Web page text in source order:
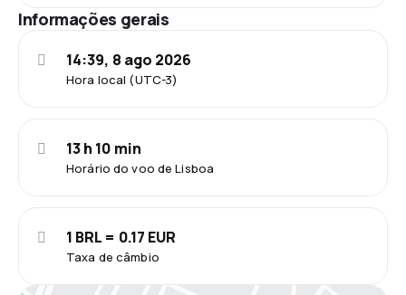
Informações gerais
Hora local (UTC-3)
14:39, 8 ago 2026
Horário do voo de Lisboa
13 h 10 min
Taxa de câmbio
1 BRL = 0.17 EUR